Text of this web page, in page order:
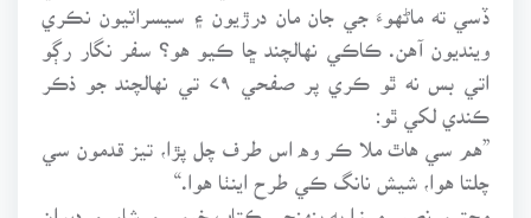
ڏسي ته ماڻهوءَ جي جان مان درڙيون ۽ سيسراٽيون نڪري
وينديون آهن. ڪاڪي نهالچند ڇا ڪيو هو؟ سفر نگار رڳو
اتي بس نه ٿو ڪري پر صفحي ۷۹ تي نهالچند جو ذڪر
ڪندي لکي ٿو:
”هم سي هاٿ ملا ڪر وه اس طرف چل پڙا، تيز قدمون سي
چلتا هوا، شيش نانگ ڪي طرح اينٺا هوا.“
محترم نصير مرزا به پنهنجي ڪتاب خيمي ۾ شام ۾ ديوان